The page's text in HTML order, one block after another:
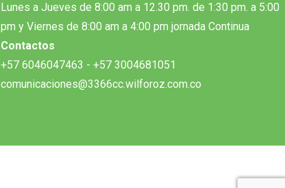
Lunes a Jueves de 8:00 am a 12.30 pm. de 1:30 pm. a 5:00
pm y Viernes de 8:00 am a 4:00 pm jornada Continua
Contactos
+57 6046047463 - +57 3004681051
comunicaciones@3366cc.wilforoz.com.co